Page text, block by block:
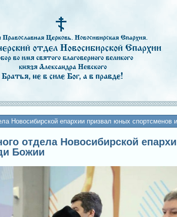
Новосибирской епархии призвал юных спортсменов
отдела Новосибирской
Божии